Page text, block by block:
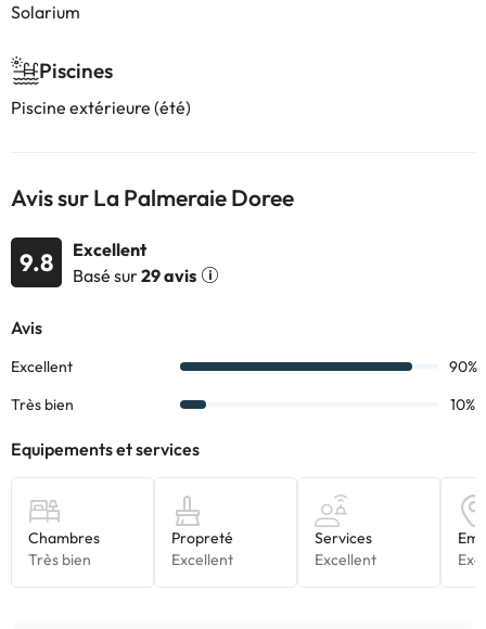
Solarium
Piscines
Piscine extérieure (été)
Avis sur La Palmeraie Doree
9.8
Excellent
Basé sur29 avis